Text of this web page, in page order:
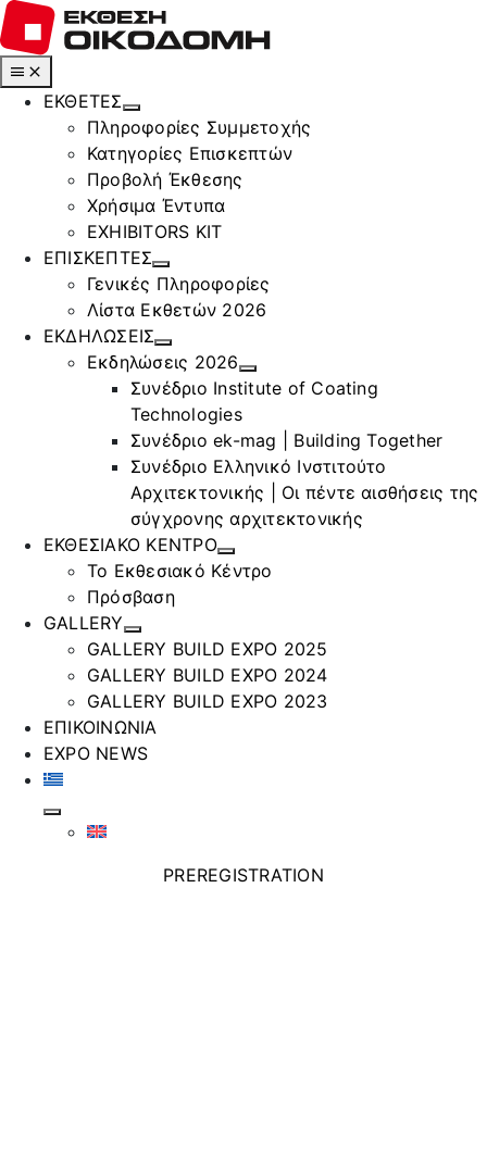
Μετάβαση
στο
περιεχόμενο
Toggle
Navigation
ΕΚΘΕΤΕΣ
Πληροφορίες Συμμετοχής
Κατηγορίες Επισκεπτών
Προβολή Έκθεσης
Χρήσιμα Έντυπα
EXHIBITORS KIT
ΕΠΙΣΚΕΠΤΕΣ
Γενικές Πληροφορίες
Λίστα Εκθετών 2026
ΕΚΔΗΛΩΣΕΙΣ
Εκδηλώσεις 2026
Συνέδριο Institute of Coating
Technologies
Συνέδριο ek-mag | Building Together
Συνέδριο Ελληνικό Ινστιτούτο
Αρχιτεκτονικής | Οι πέντε αισθήσεις της
σύγχρονης αρχιτεκτονικής
ΕΚΘΕΣΙΑΚΟ ΚΕΝΤΡΟ
Το Εκθεσιακό Κέντρο
Πρόσβαση
GALLERY
GALLERY BUILD EXPO 2025
GALLERY BUILD EXPO 2024
GALLERY BUILD EXPO 2023
ΕΠΙΚΟΙΝΩΝΙΑ
EXPO NEWS
PREREGISTRATION